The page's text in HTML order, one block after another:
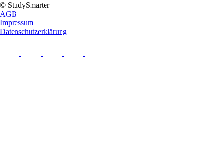
© StudySmarter
AGB
Impressum
Datenschutzerklärung